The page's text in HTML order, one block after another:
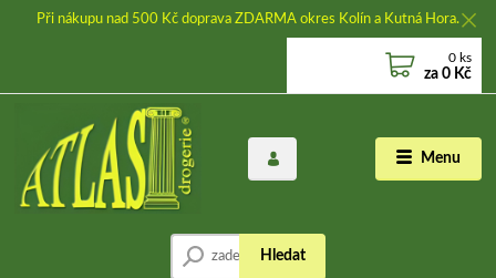
Při nákupu nad 500 Kč doprava ZDARMA okres Kolín a Kutná Hora.
Menu
Hledat
0 ks
za 0 Kč